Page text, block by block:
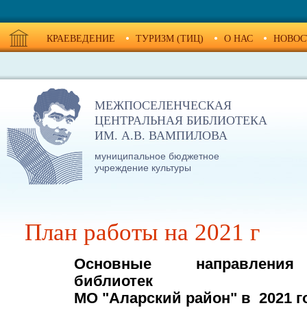
КРАЕВЕДЕНИЕ ТУРИЗМ (ТИЦ) О НАС
МЕЖПОСЕЛЕНЧЕСКАЯ
ЦЕНТРАЛЬНАЯ БИБЛИОТЕКА
ИМ. А.В. ВАМПИЛОВА
муниципальное бюджетное
учреждение культуры
План работы на 2021 г
Основные направления
библиотек
МО "Аларский район" в 2021